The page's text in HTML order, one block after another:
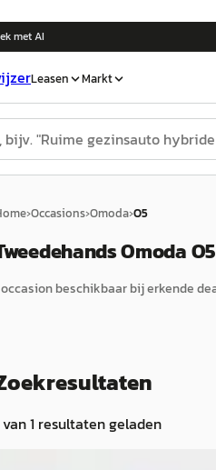
met AI
Leasen Markt
›Occasions›Omoda›O5
Omoda
occasionbeschikbaar bij erkende
van1 resultaten geladen